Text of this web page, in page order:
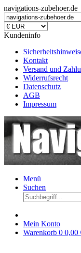
navigations-zubehoer.de
Kundeninfo
Kontakt
Versand und
Widerrufsrecht
Datenschutz
AGB
Impressum
Menü
Suchen
Mein Konto
Warenkorb 0 0,00